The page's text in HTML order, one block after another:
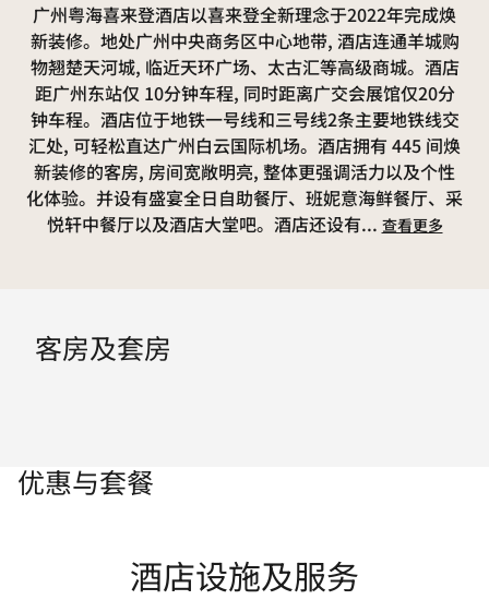
广州粤海喜来登酒店以喜来登全新理念于2022年完成焕
新装修。地处广州中央商务区中心地带, 酒店连通羊城购
物翘楚天河城, 临近天环广场、太古汇等高级商城。酒店
距广州东站仅 10分钟车程, 同时距离广交会展馆仅20分
钟车程。酒店位于地铁一号线和三号线2条主要地铁线交
汇处, 可轻松直达广州白云国际机场。酒店拥有 445 间焕
新装修的客房, 房间宽敞明亮, 整体更强调活力以及个性
化体验。并设有盛宴全日自助餐厅、班妮意海鲜餐厅、采
悦轩中餐厅以及酒店大堂吧。酒店还设有... 查看更多
客房及套房
优惠与套餐
酒店设施及服务